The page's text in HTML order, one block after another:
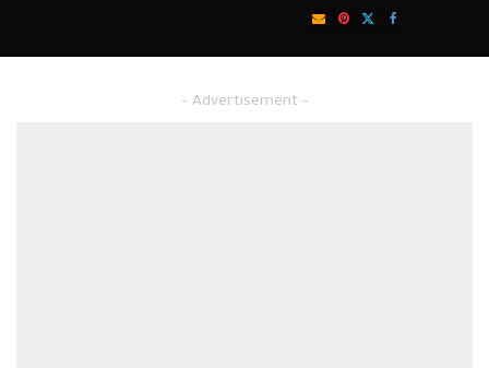
by
– Advertisement –